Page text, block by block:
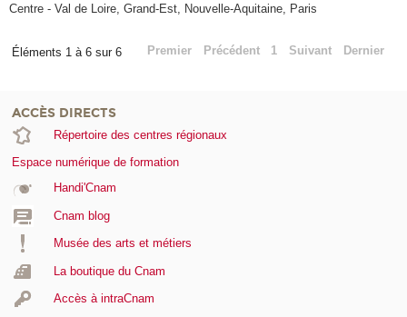
Centre - Val de Loire, Grand-Est, Nouvelle-Aquitaine, Paris
Éléments 1 à 6 sur 6 Premier Précédent 1 Suivant Dernier
ACCÈS DIRECTS
Répertoire des centres régionaux
Espace numérique de formation
Handi'Cnam
Cnam blog
Musée des arts et métiers
La boutique du Cnam
Accès à intraCnam